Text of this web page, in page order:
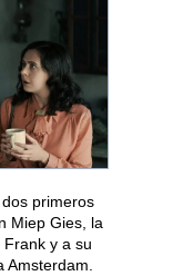
primeros
Miep Gies, la
y a su
Amsterdam.